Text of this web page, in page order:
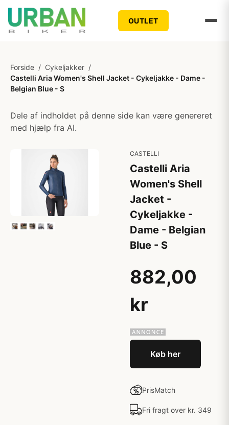
OUTLET
Forside / Cykeljakker /
Castelli Aria Women's Shell Jacket - Cykeljakke - Dame -
Belgian Blue - S
Dele af indholdet på denne side kan være genereret
med hjælp fra AI.
CASTELLI
Castelli Aria
Women's Shell
Jacket -
Cykeljakke -
Dame - Belgian
Blue - S
882,00
kr
Køb her
PrisMatch
Fri fragt over kr. 349